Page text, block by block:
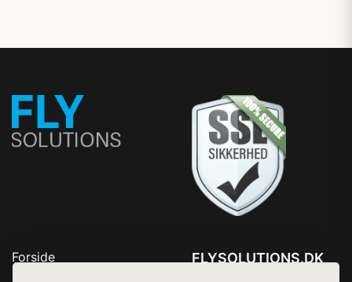
Forside
FLYSOLUTIONS.DK